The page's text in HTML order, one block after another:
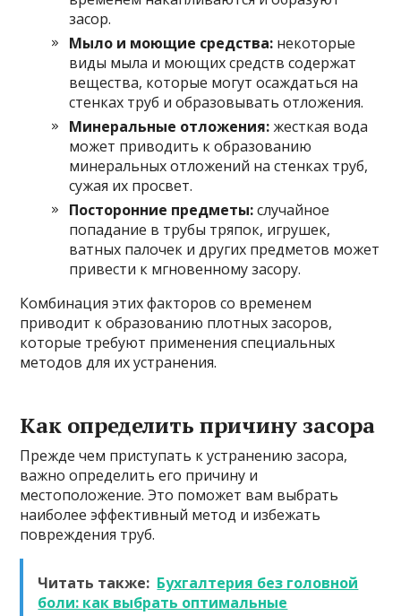
засор.
Мыло и моющие средства: некоторые
виды мыла и моющих средств содержат
вещества, которые могут осаждаться на
стенках труб и образовывать отложения.
Минеральные отложения:жесткая вода
может приводить к образованию
минеральных отложений на стенках труб,
сужая их просвет.
Посторонние предметы:случайное
попадание в трубы тряпок, игрушек,
ватных палочек и других предметов может
привести к мгновенному засору.
Комбинация этих факторов со временем
приводит к образованию плотных засоров,
которые требуют применения специальных
методов для их устранения.
Как определить причину засора
Прежде чем приступать к устранению засора,
важно определить его причину и
местоположение. Это поможет вам выбрать
наиболее эффективный метод и избежать
повреждения труб.
Читать также: Бухгалтерия без головной
боли: как выбрать оптимальные